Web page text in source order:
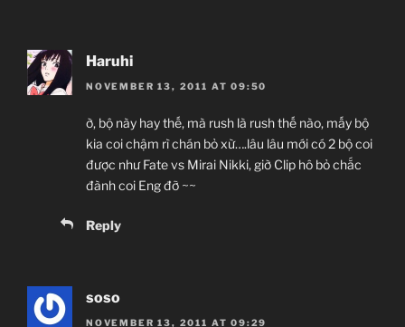
Haruhi
NOVEMBER 13, 2011 AT 09:50
ờ, bộ này hay thế, mà rush là rush thế nào, mấy bộ
kia coi chậm rì chán bỏ xừ….lâu lâu mới có 2 bộ coi
được như Fate vs Mirai Nikki, giờ Clip hô bỏ chắc
đành coi Eng đỡ ~~
Reply
soso
NOVEMBER 13, 2011 AT 09:29